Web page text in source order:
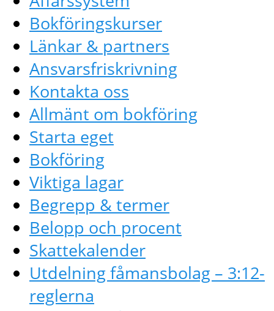
Bokföringskurser
Länkar & partners
Ansvarsfriskrivning
Kontakta oss
Allmänt om bokföring
Starta eget
Bokföring
Viktiga lagar
Begrepp & termer
Belopp och procent
Skattekalender
Utdelning fåmansbolag – 3:12-
reglerna